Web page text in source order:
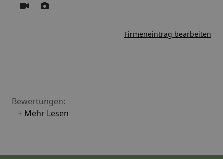
Firmeneintrag bearbeiten
Bewertungen:
+ Mehr Lesen